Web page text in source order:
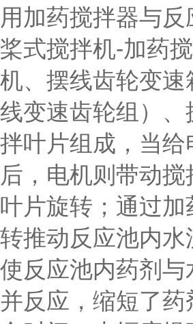
用加药搅拌器与反
桨式搅拌机-加药
机、摆线齿轮变速
线变速齿轮组）、
拌叶片组成，当给
后，电机则带动
叶片旋转；通过加
转推动反应池内水
使反应池内药剂与
并反应，缩短了